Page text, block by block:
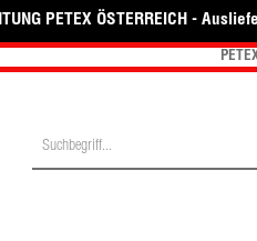
PETEX ÖSTERREICH -